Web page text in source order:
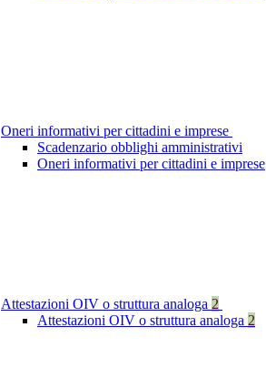
Oneri informativi per cittadini e imprese
Scadenzario obblighi amministrativi
Oneri informativi per cittadini e imprese
Attestazioni OIV o struttura analoga 2
Attestazioni OIV o struttura analoga 2